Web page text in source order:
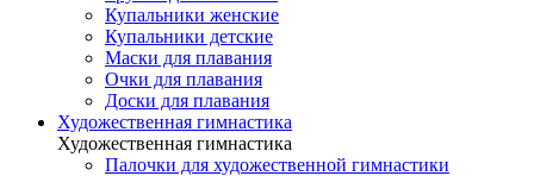
Купальники женские
Купальники детские
Маски для плавания
Очки для плавания
Доски для плавания
Художественная гимнастика
Художественная гимнастика
Палочки для художественной гимнастики